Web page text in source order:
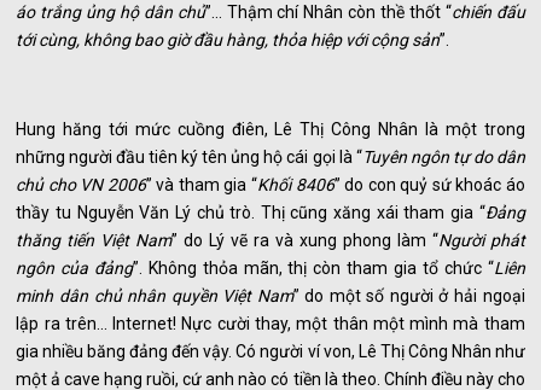
áo trắng ủng hộ dân chủ”... Thậm chí Nhân còn thề thốt “chiến đấu
tới cùng, không bao giờ đầu hàng, thỏa hiệp với cộng sản”.
Hung hăng tới mức cuồng điên, Lê Thị Công Nhân là một trong
những người đầu tiên ký tên ủng hộ cái gọi là “Tuyên ngôn tự do dân
chủ cho VN 2006” và tham gia “Khối 8406” do con quỷ sứ khoác áo
thầy tu Nguyễn Văn Lý chủ trò. Thị cũng xăng xái tham gia “Đảng
thăng tiến Việt Nam” do Lý vẽ ra và xung phong làm “Người phát
ngôn của đảng”. Không thỏa mãn, thị còn tham gia tổ chức “Liên
minh dân chủ nhân quyền Việt Nam” do một số người ở hải ngoại
lập ra trên... Internet! Nực cười thay, một thân một mình mà tham
gia nhiều băng đảng đến vậy. Có người ví von, Lê Thị Công Nhân như
một ả cave hạng ruồi, cứ anh nào có tiền là theo. Chính điều này cho